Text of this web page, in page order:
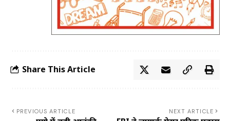
Share This Article
PREVIOUS ARTICLE NEXT ARTICLE